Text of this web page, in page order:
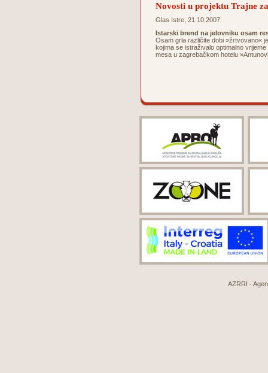
Novosti u projektu Trajne
Glas Istre, 21.10.2007.
Istarski brend na jelovniku osam
Osam grla različite dobi »žrtvovano«
kojima se istraživalo optimalno
mesa u zagrebačkom hotelu
AZRRI -